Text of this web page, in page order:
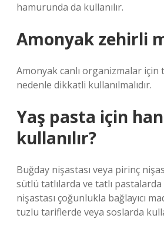
hamurunda da kullanılır.
Amonyak zehirli
Amonyak canlı organizmalar
nedenle dikkatli kullanılmalıdır.
Yaş pasta için
kullanılır?
Buğday nişastası veya pirinç
sütlü tatlılarda ve tatlı pastalarda
nişastası çoğunlukla bağlayıcı
tuzlu tariflerde veya soslarda